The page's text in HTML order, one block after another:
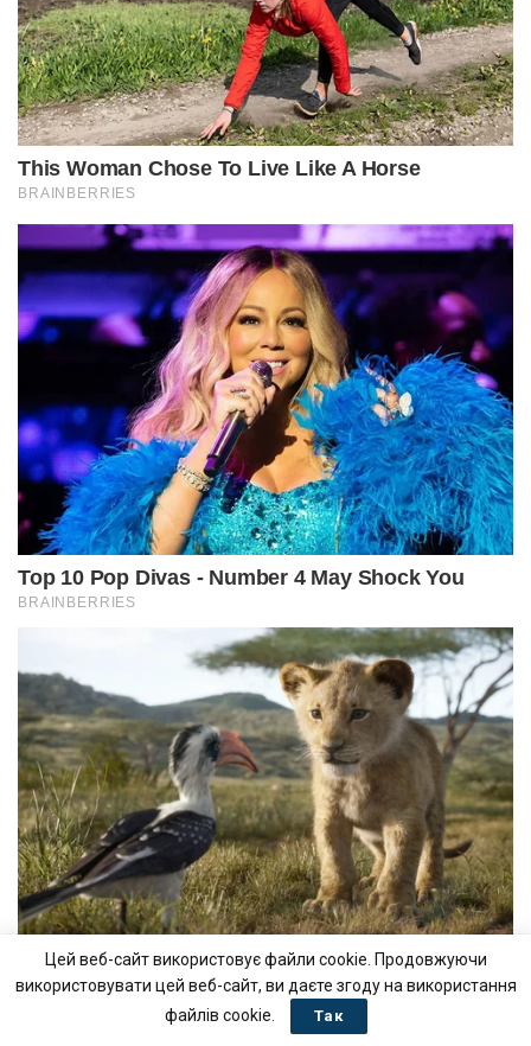
Цей веб-сайт використовує файли cookie. Продовжуючи
використовувати цей веб-сайт, ви даєте згоду на використання
файлів cookie.
Так